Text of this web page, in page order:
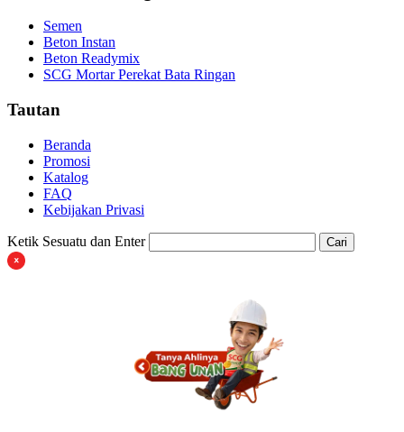
Semen
Beton Instan
Beton Readymix
SCG Mortar Perekat Bata Ringan
Tautan
Beranda
Promosi
Katalog
FAQ
Kebijakan Privasi
Ketik Sesuatu dan Enter Cari